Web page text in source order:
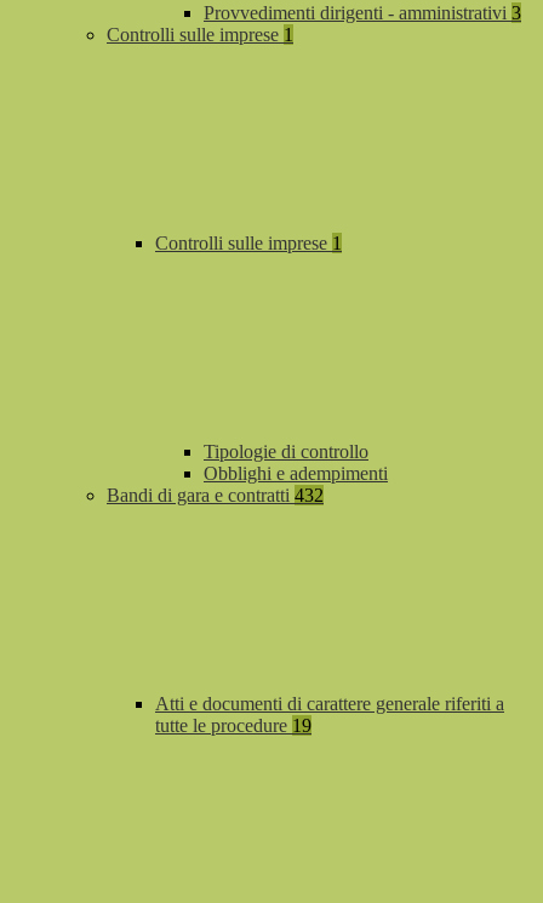
Provvedimenti dirigenti - amministrativi 3
Controlli sulle imprese 1
Controlli sulle imprese 1
Tipologie di controllo
Obblighi e adempimenti
Bandi di gara e contratti 432
Atti e documenti di carattere generale riferiti a
tutte le procedure 19